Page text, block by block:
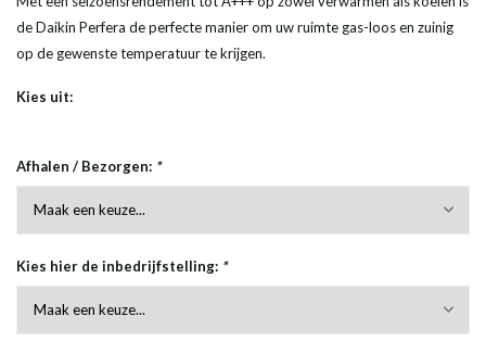
de Daikin Perfera de perfecte manier om uw ruimte gas-loos en zuinig
op de gewenste temperatuur te krijgen.
Kies uit:
Afhalen / Bezorgen: *
Kies hier de inbedrijfstelling: *